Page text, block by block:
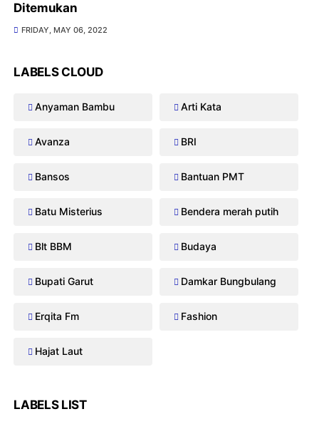
Ditemukan
FRIDAY, MAY 06, 2022
LABELS CLOUD
Anyaman Bambu Arti Kata
Avanza BRI
Bansos Bantuan PMT
Batu Misterius Bendera merah putih
Blt BBM Budaya
Bupati Garut Damkar Bungbulang
Erqita Fm Fashion
Hajat Laut
LABELS LIST